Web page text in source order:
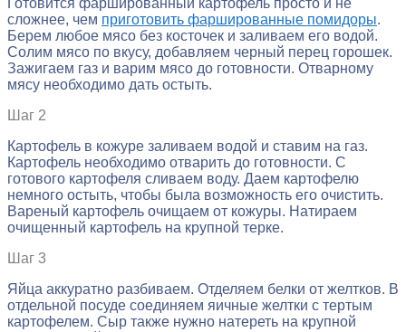
Готовится фаршированный картофель просто и не
сложнее, чем приготовить фаршированные помидоры.
Берем любое мясо без косточек и заливаем его водой.
Солим мясо по вкусу, добавляем черный перец горошек.
Зажигаем газ и варим мясо до готовности. Отварному
мясу необходимо дать остыть.
Шаг 2
Картофель в кожуре заливаем водой и ставим на газ.
Картофель необходимо отварить до готовности. С
готового картофеля сливаем воду. Даем картофелю
немного остыть, чтобы была возможность его очистить.
Вареный картофель очищаем от кожуры. Натираем
очищенный картофель на крупной терке.
Шаг 3
Яйца аккуратно разбиваем. Отделяем белки от желтков. В
отдельной посуде соединяем яичные желтки с тертым
картофелем. Сыр также нужно натереть на крупной